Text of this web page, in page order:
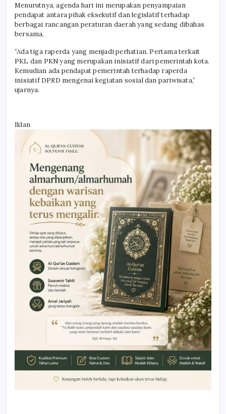
Menurutnya, agenda hari ini merupakan penyampaian
pendapat antara pihak eksekutif dan legislatif terhadap
berbagai rancangan peraturan daerah yang sedang dibahas
bersama.
“Ada tiga raperda yang menjadi perhatian. Pertama terkait
PKL dan PKN yang merupakan inisiatif dari pemerintah kota.
Kemudian ada pendapat pemerintah terhadap raperda
inisiatif DPRD mengenai kegiatan sosial dan pariwisata,”
ujarnya.
Iklan